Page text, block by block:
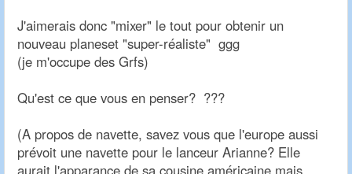
J'aimerais donc "mixer" le tout pour obtenir un
nouveau planeset "super-réaliste" ggg
(je m'occupe des Grfs)
Qu'est ce que vous en penser? ???
(A propos de navette, savez vous que l'europe aussi
prévoit une navette pour le lanceur Arianne? Elle
aurait l'apparance de sa cousine américaine mais